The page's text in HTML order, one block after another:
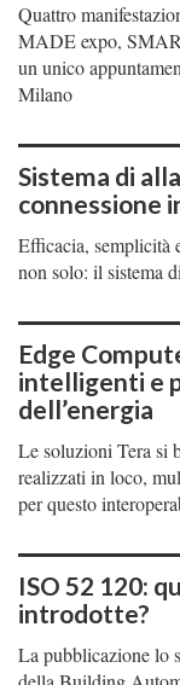
Quattro
MADE expo,
un unico
Milano
Sistema di
connessione
Efficacia, semplicità
non solo: il sistema
Edge
intelligenti e
dell’energia
Le soluzioni Tera si
realizzati in loco,
per questo
ISO 52 120:
introdotte?
La pubblicazione lo